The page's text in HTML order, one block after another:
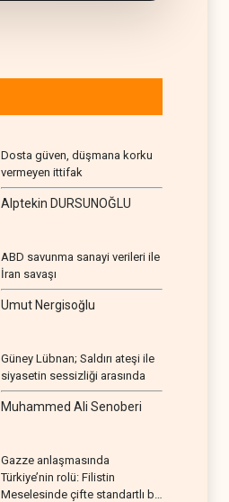
Dosta güven, düşmana korku
vermeyen ittifak
Alptekin DURSUNOĞLU
ABD savunma sanayi verileri ile
İran savaşı
Umut Nergisoğlu
Güney Lübnan; Saldırı ateşi ile
siyasetin sessizliği arasında
Muhammed Ali Senoberi
Gazze anlaşmasında
Türkiye’nin rolü: Filistin
Meselesinde çifte standartlı bir